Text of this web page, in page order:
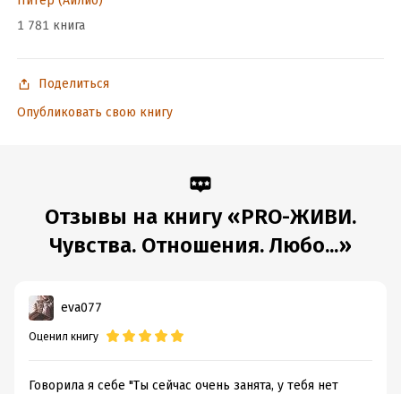
1 781 книга
Поделиться
Опубликовать свою книгу
Отзывы на книгу «PRO-ЖИВИ.
Чувства. Отношения. Любо...»
eva077
Оценил книгу
Говорила я себе "Ты сейчас очень занята, у тебя нет